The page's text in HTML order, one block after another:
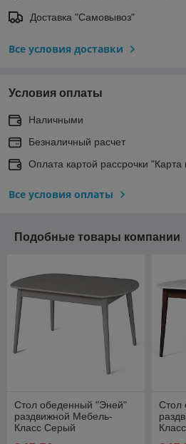
Доставка "Самовывоз"
Все условия доставки
Условия оплаты
Наличными
Безналичный расчет
Оплата картой рассрочки "Карта
Все условия оплаты
Подобные товары компании
Стол обеденный "Эней"
раздвижной Мебель-
Класс Серый
Стол